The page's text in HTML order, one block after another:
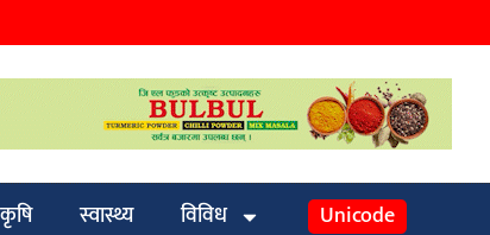
कृषि स्वास्थ्य विविध Unicode